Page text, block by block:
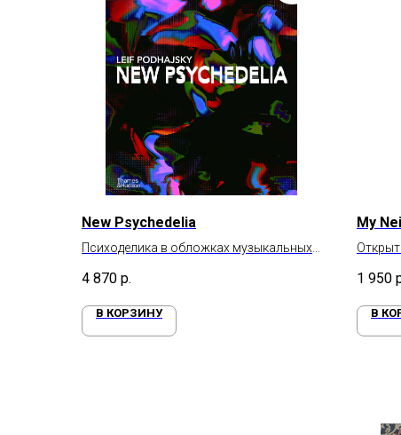
New Psychedelia
Психоделика в обложках музыкальных
4 870 р.
В КОРЗИНУ
My
1 950
В